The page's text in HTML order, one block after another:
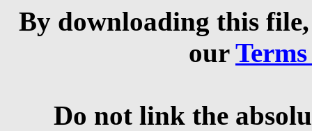
By downloading this
our
Do not link the